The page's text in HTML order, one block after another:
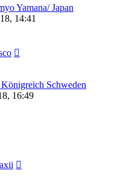
Yamana/ Japan
14:41
Schweden
16:49